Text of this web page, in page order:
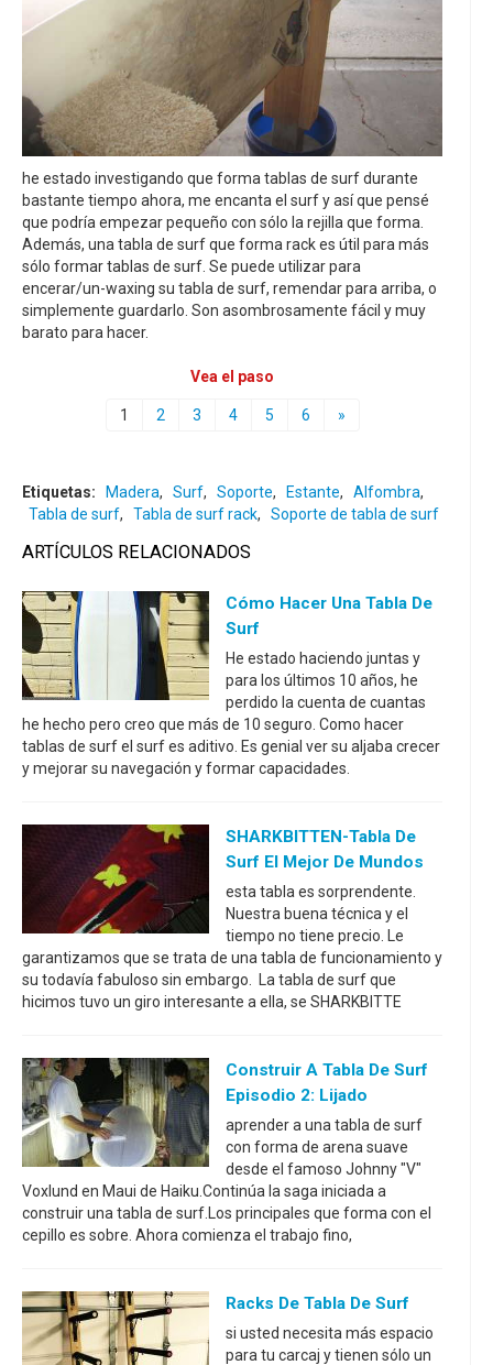
he estado investigando que forma tablas de surf durante
bastante tiempo ahora, me encanta el surf y así que pensé
que podría empezar pequeño con sólo la rejilla que forma.
Además, una tabla de surf que forma rack es útil para más
sólo formar tablas de surf. Se puede utilizar para
encerar/un-waxing su tabla de surf, remendar para arriba, o
simplemente guardarlo. Son asombrosamente fácil y muy
barato para hacer.
Vea el paso
1 2 3 4 5 6 »
Etiquetas: Madera, Surf, Soporte, Estante, Alfombra,
Tabla de surf, Tabla de surf rack, Soporte de tabla de surf
ARTÍCULOS RELACIONADOS
Cómo Hacer Una Tabla De
Surf
He estado haciendo juntas y
para los últimos 10 años, he
perdido la cuenta de cuantas
he hecho pero creo que más de 10 seguro. Como hacer
tablas de surf el surf es aditivo. Es genial ver su aljaba crecer
y mejorar su navegación y formar capacidades.
SHARKBITTEN-Tabla De
Surf El Mejor De Mundos
esta tabla es sorprendente.
Nuestra buena técnica y el
tiempo no tiene precio. Le
garantizamos que se trata de una tabla de funcionamiento y
su todavía fabuloso sin embargo. La tabla de surf que
hicimos tuvo un giro interesante a ella, se SHARKBITTE
Construir A Tabla De Surf
Episodio 2: Lijado
aprender a una tabla de surf
con forma de arena suave
desde el famoso Johnny "V"
Voxlund en Maui de Haiku.Continúa la saga iniciada a
construir una tabla de surf.Los principales que forma con el
cepillo es sobre. Ahora comienza el trabajo fino,
Racks De Tabla De Surf
si usted necesita más espacio
para tu carcaj y tienen sólo un